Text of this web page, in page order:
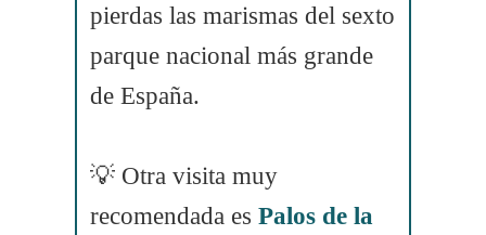
pierdas las marismas del sexto
parque nacional más grande
de España.
💡 Otra visita muy
recomendada es Palos de la